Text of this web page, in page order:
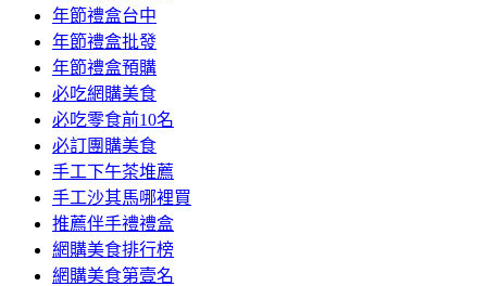
年節禮盒台中
年節禮盒批發
年節禮盒預購
必吃網購美食
必吃零食前10名
必訂團購美食
手工下午茶堆薦
手工沙其馬哪裡買
推薦伴手禮禮盒
網購美食排行榜
網購美食第壹名